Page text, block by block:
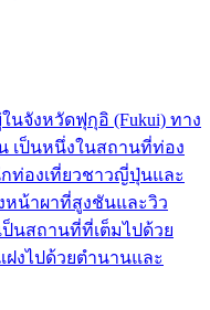
นจังหวัดฟุกุอิ (Fukui) ทาง
เป็นหนึ่งในสถานที่ท่อง
ท่องเที่ยวชาวญี่ปุ่นและ
หน้าผาที่สูงชันและวิว
นสถานที่ที่เต็มไปด้วย
งไปด้วยตำนานและ